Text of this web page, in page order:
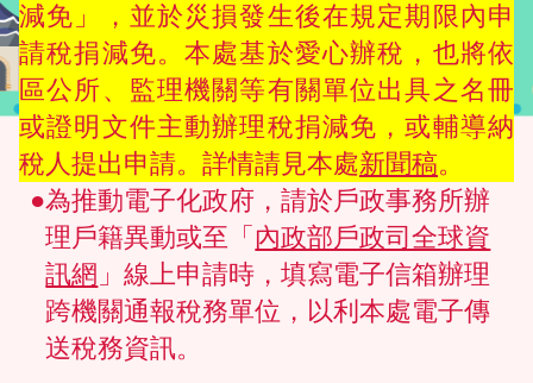
減免」，並於災損發生後在規定期限內申
請稅捐減免。本處基於愛心辦稅，也將依
區公所、監理機關等有關單位出具之名冊
或證明文件主動辦理稅捐減免，或輔導納
稅人提出申請。詳情請見本處新聞稿。
●為推動電子化政府，請於戶政事務所辦
理戶籍異動或至「 內政部戶政司全球資
訊網 」線上申請時，填寫電子信箱辦理
跨機關通報稅務單位，以利本處電子傳
送稅務資訊。